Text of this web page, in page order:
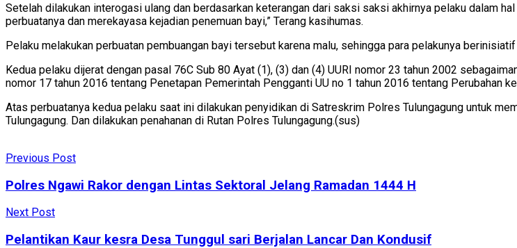
Setelah dilakukan interogasi ulang dan berdasarkan keterangan dari saksi saksi akhirnya pelaku dalam
perbuatanya dan merekayasa kejadian penemuan bayi,” Terang kasihumas.
Pelaku melakukan perbuatan pembuangan bayi tersebut karena malu, sehingga para pelakunya
Kedua pelaku dijerat dengan pasal 76C Sub 80 Ayat (1), (3) dan (4) UURI nomor 23 tahun 2002
nomor 17 tahun 2016 tentang Penetapan Pemerintah Pengganti UU no 1 tahun 2016 tentang Perubahan
Atas perbuatanya kedua pelaku saat ini dilakukan penyidikan di Satreskrim Polres Tulungagung untuk
Tulungagung. Dan dilakukan penahanan di Rutan Polres Tulungagung.(sus)
Previous Post
Polres Ngawi Rakor dengan Lintas Sektoral Jelang Ramadan 1444 H
Next Post
Pelantikan Kaur kesra Desa Tunggul sari Berjalan Lancar Dan Kondusif